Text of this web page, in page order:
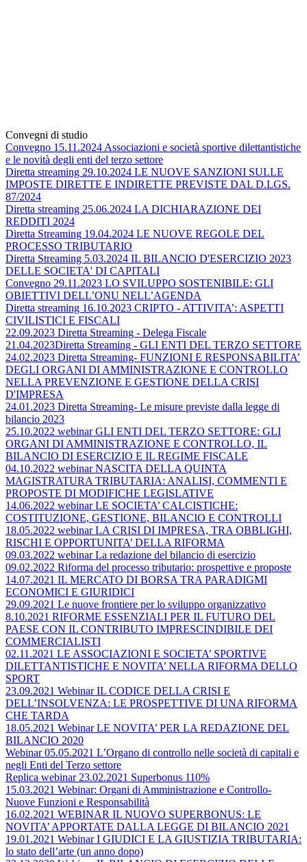
Convegni di studio
Convegno 15.11.2024 Associazioni e società sportive dilettantistiche
e le novità degli enti del terzo settore
Diretta streaming 29.10.2024 LE NUOVE SANZIONI SULLE
IMPOSTE DIRETTE E INDIRETTE PREVISTE DAL D.LGS.
87/2024
Diretta streaming 25.06.2024 LA DICHIARAZIONE DEI
REDDITI 2024
Diretta Streaming 19.04.2024 LE NUOVE REGOLE DEL
PROCESSO TRIBUTARIO
Diretta Streaming 5.03.2024 IL BILANCIO D'ESERCIZIO 2023
DELLE SOCIETA' DI CAPITALI
Convegno 29.11.2023 LO SVILUPPO SOSTENIBILE: GLI
OBIETTIVI DELL’ONU NELL’AGENDA
Diretta streaming 16.10.2023 CRIPTO - ATTIVITA’: ASPETTI
CIVILISTICI E FISCALI
22.09.2023 Diretta Streaming - Delega Fiscale
21.04.2023Diretta Streaming - GLI ENTI DEL TERZO SETTORE
24.02.2023 Diretta Streaming- FUNZIONI E RESPONSABILITA’
DEGLI ORGANI DI AMMINISTRAZIONE E CONTROLLO
NELLA PREVENZIONE E GESTIONE DELLA CRISI
D'IMPRESA
24.01.2023 Diretta Streaming- Le misure previste dalla legge di
bilancio 2023
25.10.2022 webinar GLI ENTI DEL TERZO SETTORE: GLI
ORGANI DI AMMINISTRAZIONE E CONTROLLO, IL
BILANCIO DI ESERCIZIO E IL REGIME FISCALE
04.10.2022 webinar NASCITA DELLA QUINTA
MAGISTRATURA TRIBUTARIA: ANALISI, COMMENTI E
PROPOSTE DI MODIFICHE LEGISLATIVE
14.06.2022 webinar LE SOCIETA’ CALCISTICHE:
COSTITUZIONE, GESTIONE, BILANCIO E CONTROLLI
18.05.2022 webinar LA CRISI DI IMPRESA, TRA OBBLIGHI,
RISCHI E OPPORTUNITA’ DELLA RIFORMA
09.03.2022 webinar La redazione del bilancio di esercizio
09.02.2022 Riforma del processo tributario: prospettive e proposte
14.07.2021 IL MERCATO DI BORSA TRA PARADIGMI
ECONOMICI E GIURIDICI
29.09.2021 Le nuove frontiere per lo sviluppo organizzativo
8.10.2021 RIFORME ESSENZIALI PER IL FUTURO DEL
PAESE CON IL CONTRIBUTO IMPRESCINDIBILE DEI
COMMERCIALISTI
02.11.2021 LE ASSOCIAZIONI E SOCIETA’ SPORTIVE
DILETTANTISTICHE E NOVITA’ NELLA RIFORMA DELLO
SPORT
23.09.2021 Webinar IL CODICE DELLA CRISI E
DELL’INSOLVENZA: LE PROSPETTIVE DI UNA RIFORMA
CHE TARDA
18.05.2021 Webinar LE NOVITA’ PER LA REDAZIONE DEL
BILANCIO 2020
Webinar 05.05.2021 L’Organo di controllo nelle società di capitali e
negli Enti del Terzo settore
Replica webinar 23.02.2021 Superbonus 110%
15.03.2021 Webinar: Organi di Amministrazione e Controllo-
Nuove Funzioni e Responsabilità
16.02.2021 WEBINAR IL NUOVO SUPERBONUS: LE
NOVITA’ APPORTATE DALLA LEGGE DI BILANCIO 2021
19.01.2021 Webinar I GIUDICI E LA GIUSTIZIA TRIBUTARIA:
lo stato dell’arte (un anno dopo)